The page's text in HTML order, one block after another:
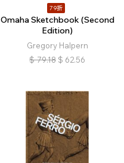
79折
Omaha Sketchbook (Second
Edition)
Gregory Halpern
$ 79.18 $ 62.56